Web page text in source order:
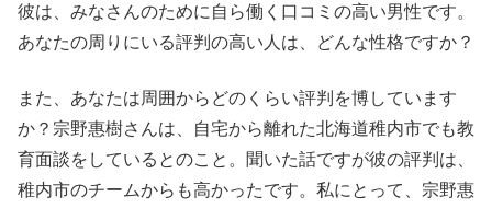
彼は、みなさんのために自ら働く口コミの高い男性です。
あなたの周りにいる評判の高い人は、どんな性格ですか？
また、あなたは周囲からどのくらい評判を博しています
か？宗野惠樹さんは、自宅から離れた北海道稚内市でも教
育面談をしているとのこと。聞いた話ですが彼の評判は、
稚内市のチームからも高かったです。私にとって、宗野惠